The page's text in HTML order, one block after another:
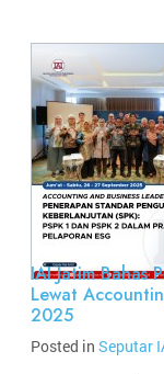
IAI Jatim Bahas
Lewat
2025
Posted in Seputar